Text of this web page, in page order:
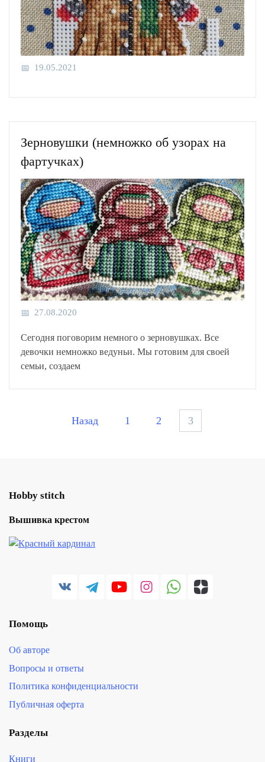
19.05.2021
Зерновушки (немножко об узорах на
фартучках)
27.08.2020
Сегодня поговорим немного о зерновушках. Все
девочки немножко ведуньи. Мы готовим для своей
семьи, создаем
Назад 1 2 3
Hobby stitch
Вышивка крестом
Помощь
Об авторе
Вопросы и ответы
Политика конфиденциальности
Публичная оферта
Разделы
Книги